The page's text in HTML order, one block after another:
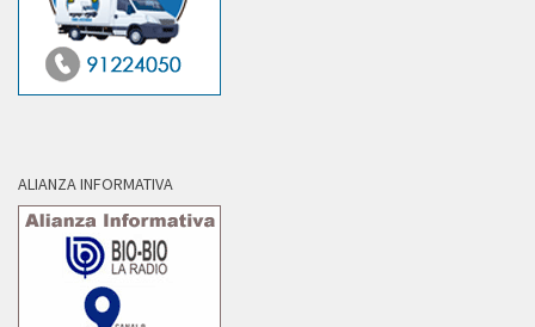
ALIANZA INFORMATIVA